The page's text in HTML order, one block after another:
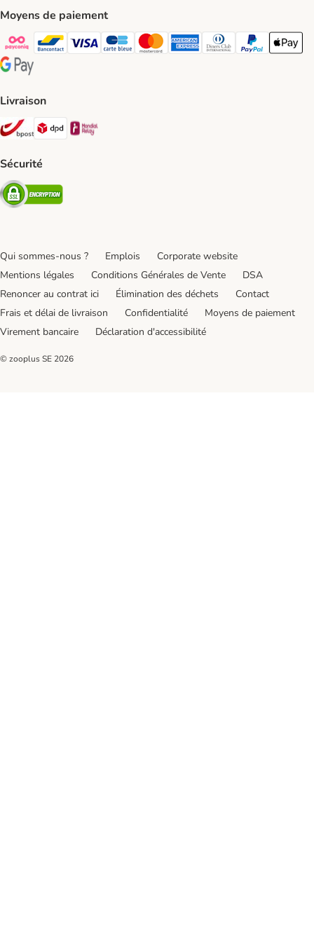
Moyens de paiement
Payconiq Payment Method
bancontact Payment Method
Visa Payment Method
carte bleue Payment Method
Master card Payment Method
American express Payment
Diners club Payment
Paypal Payment
Apple
Google Pay Payment Method
Livraison
Bpost Shipping Method
DPD Shipping Method
Sécurité
Security
Qui sommes-nous ? Emplois
Corporate website
Mentions légales
Conditions Générales de Vente
DSA
Renoncer au contrat ici
Élimination des déchets
Contact
Frais et délai de livraison
Confidentialité
Moyens de paiement
Virement bancaire
Déclaration d'accessibilité
© zooplus SE 2026